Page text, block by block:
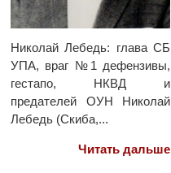
Николай Лебедь: глава СБ
УПА, враг №1 дефензивы,
гестапо, НКВД и
предателей ОУН Николай
Лебедь (Скиба,...
Читать дальше